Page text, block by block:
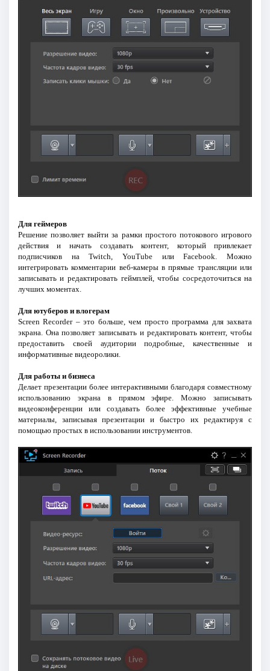
Для геймеров
Решение позволяет выйти за рамки простого потокового игрового
действия и начать создавать контент, который привлекает
подписчиков на Twitch, YouTube или Facebook. Можно
интегрировать комментарии веб-камеры в прямые трансляции или
записывать и редактировать геймплей, чтобы сосредоточиться на
лучших моментах.
Для ютуберов и влогерам
Screen Recorder – это больше, чем просто программа для захвата
экрана. Она позволяет записывать и редактировать контент, чтобы
предоставить своей аудитории подробные, качественные и
информативные видеоролики.
Для работы и бизнеса
Делает презентации более интерактивными благодаря совместному
использованию экрана в прямом эфире. Можно записывать
видеоконференции или создавать более эффективные учебные
материалы, записывая презентации и быстро их редактируя с
помощью простых в использовании инструментов.